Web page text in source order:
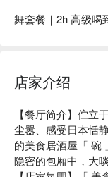
舞套餐｜2h 高级喝
店家介绍
【餐厅简介】伫立
尘嚣、感受日本恬
的美食居酒屋「 碗
隐密的包厢中，大
【店家氛围】「